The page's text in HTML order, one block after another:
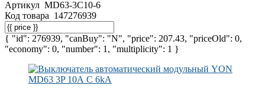
Артикул MD63-3C10-6
Код товара 147276939
{ "id": 276939, "canBuy": "N", "price": 207.43, "priceOld": 0,
"economy": 0, "number": 1, "multiplicity": 1 }